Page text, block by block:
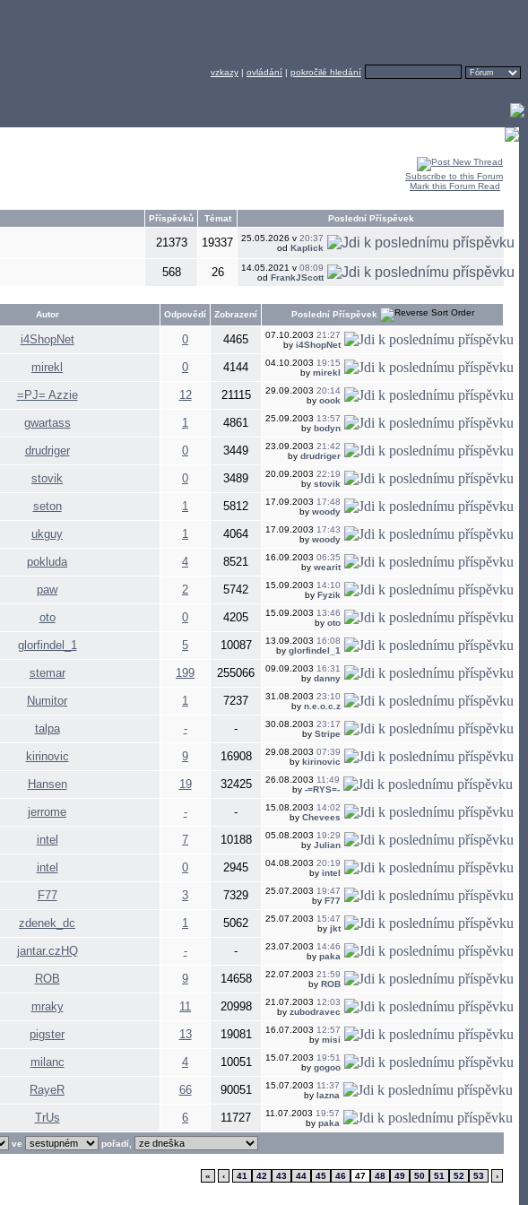
vzkazy | ovládání | pokročilé hledání
Subscribe to this Forum
Mark this Forum Read
Příspěvků Témat Poslední Příspěvek
21373 19337 25.05.2026 v 20:37
od Kaplick
568 26 14.05.2021 v 08:09
od FrankJScott
Autor Odpovědí Zobrazení Poslední Příspěvek
i4ShopNet 0 4465 07.10.2003 21:27
by i4ShopNet
mirekl 0 4144 04.10.2003 19:15
by mirekl
=PJ= Azzie 12 21115 29.09.2003 20:14
by oook
gwartass 1 4861 25.09.2003 13:57
by bodyn
drudriger 0 3449 23.09.2003 21:42
by drudriger
stovik 0 3489 20.09.2003 22:19
by stovik
seton 1 5812 17.09.2003 17:48
by woody
ukguy 1 4064 17.09.2003 17:43
by woody
pokluda 4 8521 16.09.2003 06:35
by wearit
paw 2 5742 15.09.2003 14:10
by Fyzik
oto 0 4205 15.09.2003 13:46
by oto
glorfindel_1 5 10087 13.09.2003 16:08
by glorfindel_1
stemar 199 255066 09.09.2003 16:31
by danny
Numitor 1 7237 31.08.2003 23:10
by n.e.o.c.z
talpa - - 30.08.2003 23:17
by Stripe
kirinovic 9 16908 29.08.2003 07:39
by kirinovic
Hansen 19 32425 26.08.2003 11:49
by -=RYS=-
jerrome - - 15.08.2003 14:02
by Chevees
intel 7 10188 05.08.2003 19:29
by Julian
intel 0 2945 04.08.2003 20:19
by intel
F77 3 7329 25.07.2003 19:47
by F77
zdenek_dc 1 5062 25.07.2003 15:47
by jkt
jantar.czHQ - - 23.07.2003 14:46
by paka
ROB 9 14658 22.07.2003 21:59
by ROB
mraky 11 20998 21.07.2003 12:03
by zubodravec
pigster 13 19081 16.07.2003 12:57
by misi
milanc 4 10051 15.07.2003 19:51
by gogoo
RayeR 66 90051 15.07.2003 11:37
by lazna
TrUs 6 11727 11.07.2003 19:57
by paka
ve pořadí,
« ‹ 41 42 43 44 45 46 47 48 49 50 51 52 53 ›